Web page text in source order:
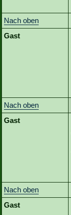
Nach oben
Gast
Nach oben
Gast
Nach oben
Gast